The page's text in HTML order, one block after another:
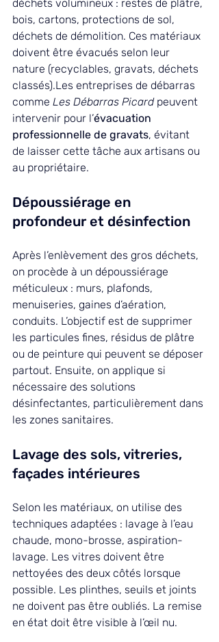
déchets volumineux : restes de plâtre,
bois, cartons, protections de sol,
déchets de démolition. Ces matériaux
doivent être évacués selon leur
nature (recyclables, gravats, déchets
classés).Les entreprises de débarras
comme Les Débarras Picard peuvent
intervenir pour l’évacuation
professionnelle de gravats, évitant
de laisser cette tâche aux artisans ou
au propriétaire.
Dépoussiérage en
profondeur et désinfection
Après l’enlèvement des gros déchets,
on procède à un dépoussiérage
méticuleux : murs, plafonds,
menuiseries, gaines d’aération,
conduits. L’objectif est de supprimer
les particules fines, résidus de plâtre
ou de peinture qui peuvent se déposer
partout. Ensuite, on applique si
nécessaire des solutions
désinfectantes, particulièrement dans
les zones sanitaires.
Lavage des sols, vitreries,
façades intérieures
Selon les matériaux, on utilise des
techniques adaptées : lavage à l’eau
chaude, mono-brosse, aspiration-
lavage. Les vitres doivent être
nettoyées des deux côtés lorsque
possible. Les plinthes, seuils et joints
ne doivent pas être oubliés. La remise
en état doit être visible à l’œil nu.